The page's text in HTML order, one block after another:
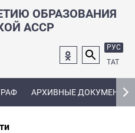
ОБРАЗОВАНИЯ
АССР
РУС
ТАТ
АРХИВНЫЕ ДОКУМЕНТЫ